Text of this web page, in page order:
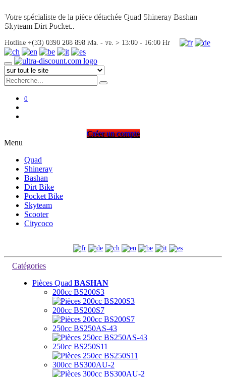
Votre spécialiste de la pièce détachée Quad Shineray Bashan
Skyteam Dirt Pocket..
Hotline +(33) 0390 208 898 Ma. - ve. > 13:00 - 16:00 Hr
0
Créer un compte
Menu
Quad
Shineray
Bashan
Dirt Bike
Pocket Bike
Skyteam
Scooter
Citycoco
Catégories
Pièces Quad BASHAN
200cc BS200S3
200cc BS200S7
250cc BS250AS-43
250cc BS250S11
300cc BS300AU-2